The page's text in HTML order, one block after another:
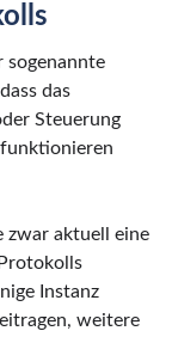
sogenannte
das
Steuerung
zwar aktuell eine
Instanz
weitere